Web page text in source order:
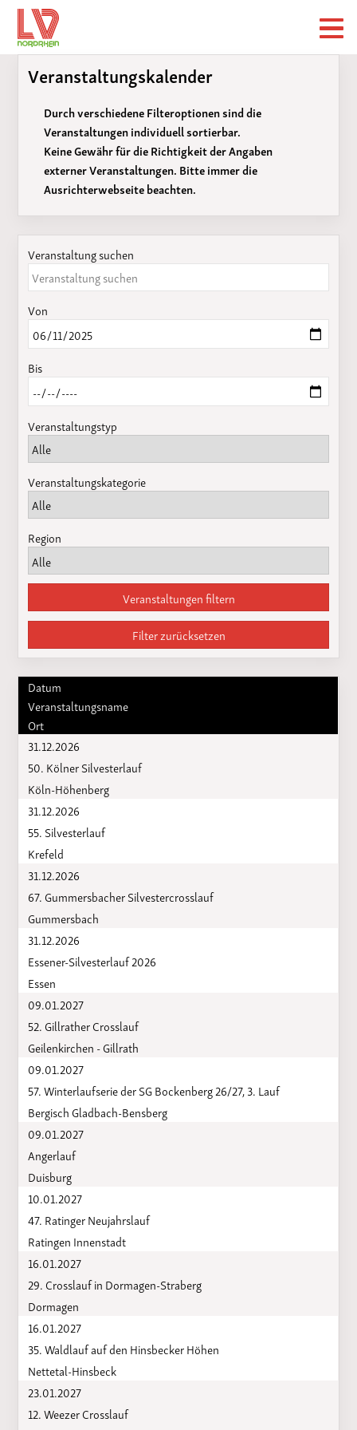
Veranstaltungskalender
Durch verschiedene Filteroptionen sind die
Veranstaltungen individuell sortierbar.
Keine Gewähr für die Richtigkeit der Angaben
externer Veranstaltungen. Bitte immer die
Ausrichterwebseite beachten.
Veranstaltung suchen
Von
Bis
Veranstaltungstyp
Veranstaltungskategorie
Region
Veranstaltungen filtern
Filter zurücksetzen
Datum
Veranstaltungsname
Ort
31.12.2026
50. Kölner Silvesterlauf
Köln-Höhenberg
31.12.2026
55. Silvesterlauf
Krefeld
31.12.2026
67. Gummersbacher Silvestercrosslauf
Gummersbach
31.12.2026
Essener-Silvesterlauf 2026
Essen
09.01.2027
52. Gillrather Crosslauf
Geilenkirchen - Gillrath
09.01.2027
57. Winterlaufserie der SG Bockenberg 26/27, 3. Lauf
Bergisch Gladbach-Bensberg
09.01.2027
Angerlauf
Duisburg
10.01.2027
47. Ratinger Neujahrslauf
Ratingen Innenstadt
16.01.2027
29. Crosslauf in Dormagen-Straberg
Dormagen
16.01.2027
35. Waldlauf auf den Hinsbecker Höhen
Nettetal-Hinsbeck
23.01.2027
12. Weezer Crosslauf